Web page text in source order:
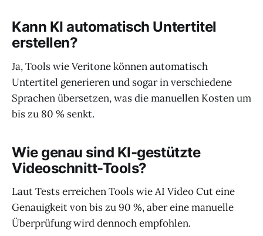
Kann KI automatisch Untertitel
erstellen?
Ja, Tools wie Veritone können automatisch
Untertitel generieren und sogar in verschiedene
Sprachen übersetzen, was die manuellen Kosten um
bis zu 80 % senkt.
Wie genau sind KI-gestützte
Videoschnitt-Tools?
Laut Tests erreichen Tools wie AI Video Cut eine
Genauigkeit von bis zu 90 %, aber eine manuelle
Überprüfung wird dennoch empfohlen.